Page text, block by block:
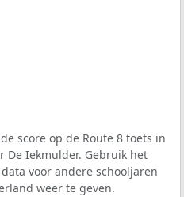
score op de Route 8 toets in
De Iekmulder. Gebruik het
voor andere schooljaren
weer te geven.